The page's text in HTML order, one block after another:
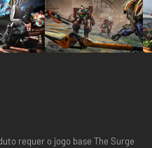
requer o jogo base The Surge